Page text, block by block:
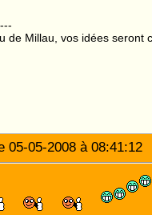
de Millau, vos idées seront
05-05-2008 à